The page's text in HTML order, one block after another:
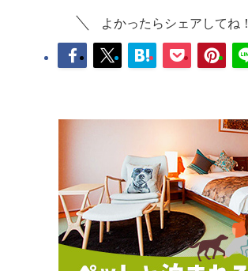
よかったらシェアしてね！